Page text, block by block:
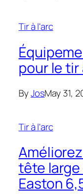
Tir à l'arc
pour le tir
ByJosMay 31,
Tir à l'arc
tête
Easton